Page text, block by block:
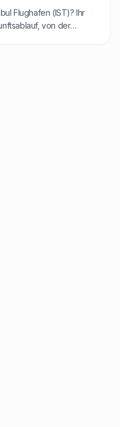
Flughafen (IST)? Ihr
von der